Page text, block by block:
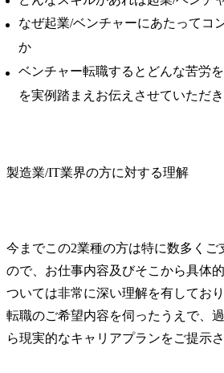
なぜ起業/ベンチャーにあたってコ
か
ベンチャー転職するとどんな苦労
を実例踏まえお伝えさせていただき
製造業/IT業界の方に対する理解
今までこの2業種の方は特に数多くご
ので、お仕事内容及びそこから具体
ついては非常に深い理解を有しており
転職のご希望内容を伺ったうえで、
ら現実的なキャリアプランをご提示